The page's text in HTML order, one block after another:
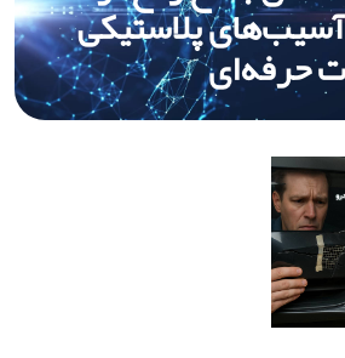
پلاستیکی
حرفه‌ای